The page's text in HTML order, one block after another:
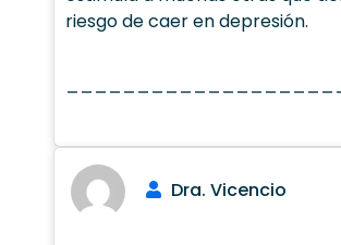
riesgo de caer en depresión.
Dra. Vicencio